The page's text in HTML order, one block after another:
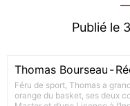
Publié le
Thomas Bourseau -
Féru de sport, Thomas a
orange du basket, ses deux